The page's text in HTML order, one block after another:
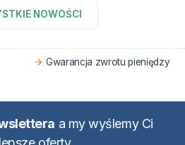
NOWOŚCI
Gwarancja zwrotu pieniędzy
a my wyślemy Ci